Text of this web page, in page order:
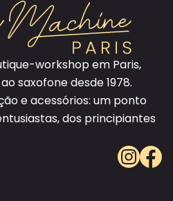
workshop em Paris,
saxofone desde 1978.
e acessórios: um ponto
dos principiantes